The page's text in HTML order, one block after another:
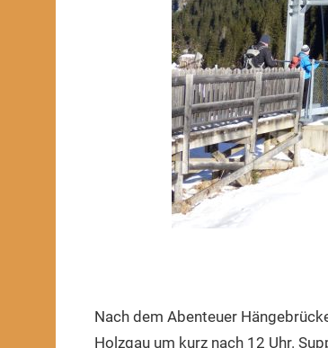
Nach dem Abenteuer
Holzgau um kurz nach 12 Uhr.